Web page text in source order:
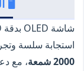
🖥️
شاشة OLED بدقة FHD+ ومعدل تحديث متغير حتى
استجابة سلسة
2000 شمعة
، مع